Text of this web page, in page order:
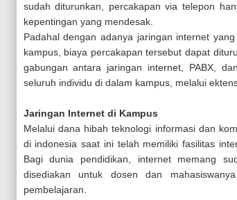
sudah diturunkan, percakapan via telepon
kepentingan yang mendesak.
Padahal dengan adanya jaringan internet
kampus, biaya percakapan tersebut dapat
gabungan antara jaringan internet, PABX,
seluruh individu di dalam kampus, melalui
Jaringan Internet di Kampus
Melalui dana hibah teknologi informasi dan
di indonesia saat ini telah memiliki fasilitas
Bagi dunia pendidikan, internet memang
disediakan untuk dosen dan
pembelajaran.